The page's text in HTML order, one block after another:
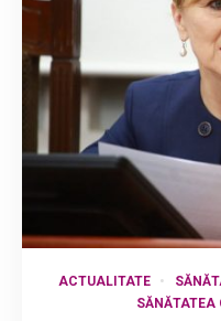
ACTUALITATE
SĂNĂTATEA